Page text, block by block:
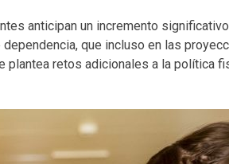
anticipan un incremento
que incluso en las
retos adicionales a la política